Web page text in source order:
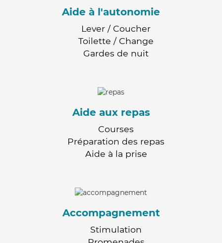
Aide à l'autonomie
Lever / Coucher
Toilette / Change
Gardes de nuit
Aide aux repas
Courses
Préparation des repas
Aide à la prise
Accompagnement
Stimulation